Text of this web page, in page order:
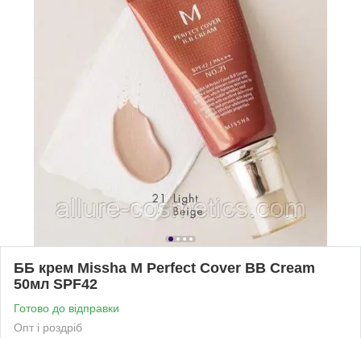
ББ крем Missha M Perfect Cover BB Cream
50мл SPF42
Готово до відправки
Опт і роздріб